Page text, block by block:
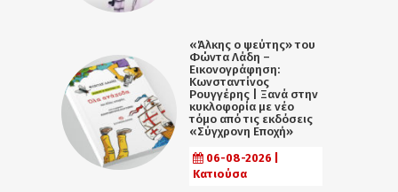
«Άλκης ο ψεύτης» του
Φώντα Λάδη –
Εικονογράφηση:
Κωνσταντίνος
Ρουγγέρης | Ξανά στην
κυκλοφορία με νέο
τόμο από τις εκδόσεις
«Σύγχρονη Εποχή»
06-08-2026 |
Κατιούσα